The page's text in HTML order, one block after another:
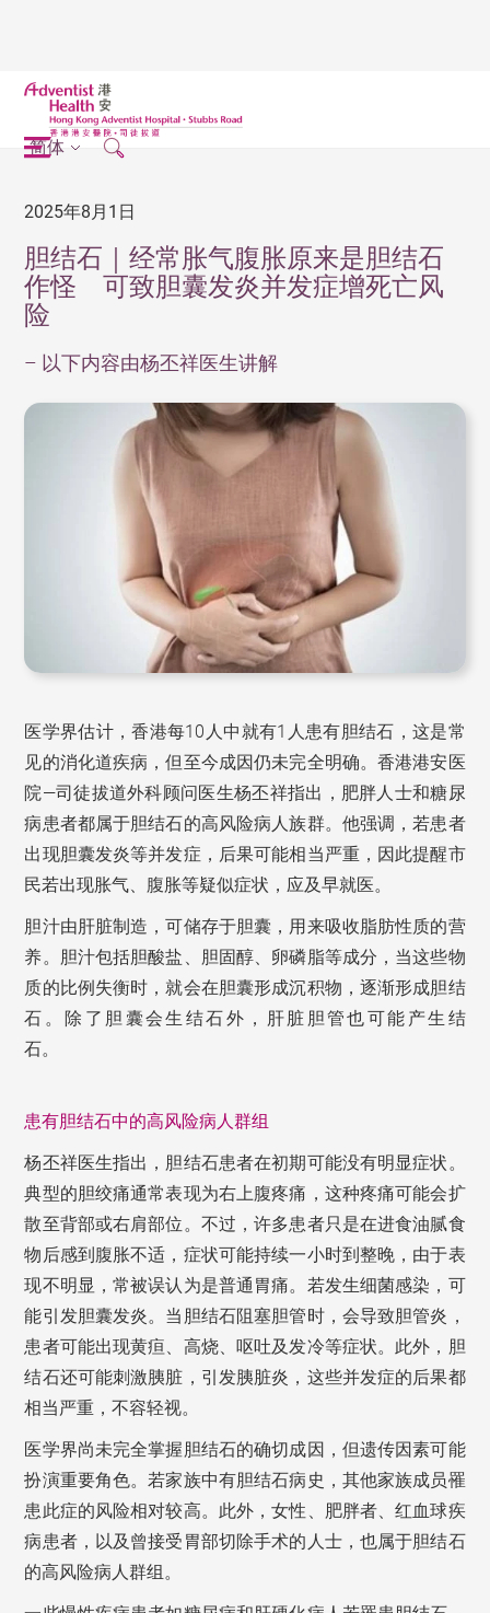
简体
2025年8月1日
胆结石｜经常胀气腹胀原来是胆结石
作怪 可致胆囊发炎并发症增死亡风
险
– 以下内容由杨丕祥医生讲解
医学界估计，香港每10人中就有1人患有胆结石，这是常
见的消化道疾病，但至今成因仍未完全明确。香港港安医
院—司徒拔道外科顾问医生杨丕祥指出，肥胖人士和糖尿
病患者都属于胆结石的高风险病人族群。他强调，若患者
出现胆囊发炎等并发症，后果可能相当严重，因此提醒市
民若出现胀气、腹胀等疑似症状，应及早就医。
胆汁由肝脏制造，可储存于胆囊，用来吸收脂肪性质的营
养。胆汁包括胆酸盐、胆固醇、卵磷脂等成分，当这些物
质的比例失衡时，就会在胆囊形成沉积物，逐渐形成胆结
石。除了胆囊会生结石外，肝脏胆管也可能产生结
石。
患有胆结石中的高风险病人群组
杨丕祥医生指出，胆结石患者在初期可能没有明显症状。
典型的胆绞痛通常表现为右上腹疼痛，这种疼痛可能会扩
散至背部或右肩部位。不过，许多患者只是在进食油腻食
物后感到腹胀不适，症状可能持续一小时到整晚，由于表
现不明显，常被误认为是普通胃痛。若发生细菌感染，可
能引发胆囊发炎。当胆结石阻塞胆管时，会导致胆管炎，
患者可能出现黄疸、高烧、呕吐及发冷等症状。此外，胆
结石还可能刺激胰脏，引发胰脏炎，这些并发症的后果都
相当严重，不容轻视。
医学界尚未完全掌握胆结石的确切成因，但遗传因素可能
扮演重要角色。若家族中有胆结石病史，其他家族成员罹
患此症的风险相对较高。此外，女性、肥胖者、红血球疾
病患者，以及曾接受胃部切除手术的人士，也属于胆结石
的高风险病人群组。